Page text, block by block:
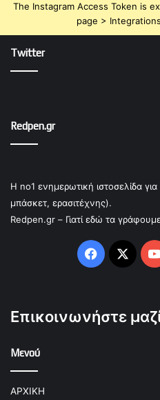
The Instagram Access Token is
page >
Twitter
Redpen.gr
Η no1 ενημερωτική ιστοσελίδα
μπάσκετ, ερασιτέχνης).
Redpen.gr – Γιατί εδώ τα
Facebook
X
Επικοινωνήστε
Μενού
ΑΡΧΙΚΗ